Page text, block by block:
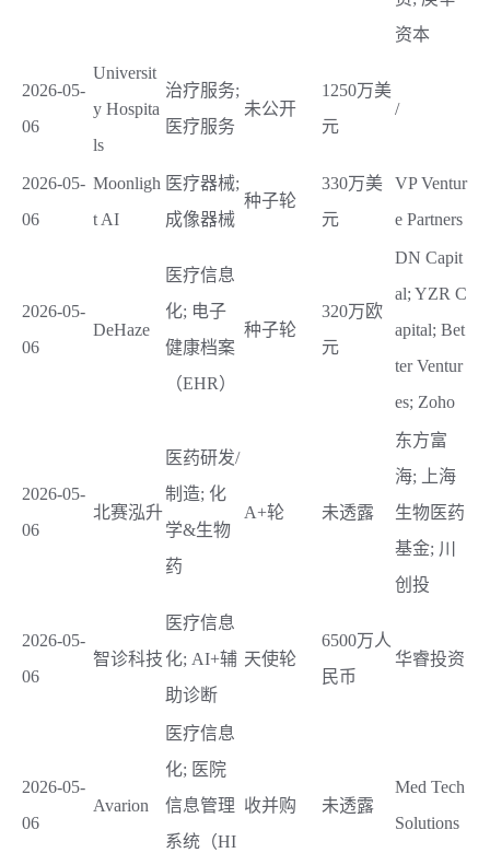
资本
2026-05-
06
Universit
y Hospita
ls
治疗服务;
医疗服务
未公开
1250万美
元
/
2026-05-
06
Moonligh
t AI
医疗器械;
成像器械
种子轮
330万美
元
VP Ventur
e Partners
2026-05-
06
DeHaze
医疗信息
化; 电子
健康档案
（EHR）
种子轮
320万欧
元
DN Capit
al; YZR C
apital; Bet
ter Ventur
es; Zoho
2026-05-
06
北赛泓升
医药研发/
制造; 化
学&生物
药
A+轮 未透露
东方富
海; 上海
生物医药
基金; 川
创投
2026-05-
06
智诊科技
医疗信息
化; AI+辅
助诊断
天使轮
6500万人
民币
华睿投资
2026-05-
06
Avarion
医疗信息
化; 医院
信息管理
系统（HI
收并购 未透露
Med Tech
Solutions